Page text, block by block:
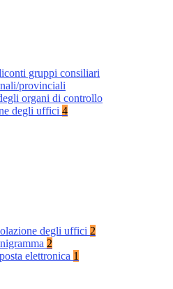
gruppi consiliari
provinciali
organi di controllo
degli uffici 4
degli uffici 2
2
elettronica 1